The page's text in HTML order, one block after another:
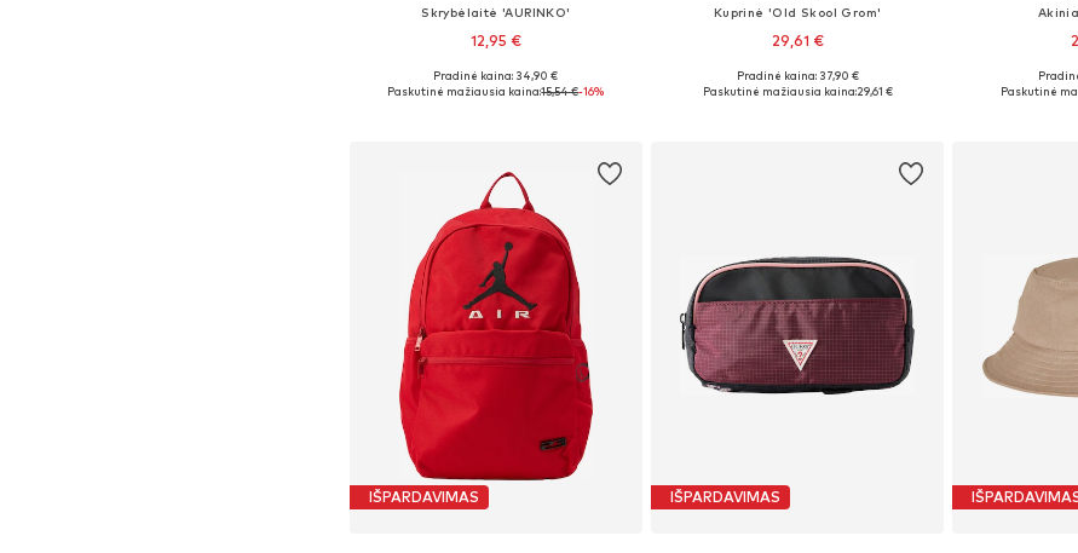
Skrybėlaitė 'AURINKO'
12,95 €
Galimi dydžiai: 50-52, 52-54
Pradinė kaina: 34,90 €
Paskutinė mažiausia kaina:15,54 €-16%
Kuprinė 'Old Skool Grom'
29,61 €
Galimi dydžiai: One Size
Pradinė kaina: 37,90 €
Paskutinė mažiausia kaina:29,61 €
Galimi
Paskutinė
IŠPARDAVIMAS IŠPARDAVIMAS